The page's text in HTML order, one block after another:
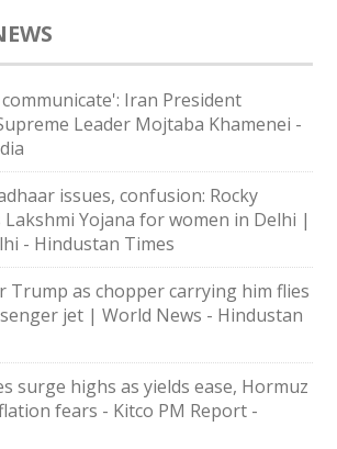
Iran President
Leader Mojtaba Khamenei -
issues, confusion: Rocky
Yojana for women in Delhi |
- Hindustan Times
Trump as chopper carrying him flies
jet | World News - Hindustan
surge highs as yields ease, Hormuz
fears - Kitco PM Report -